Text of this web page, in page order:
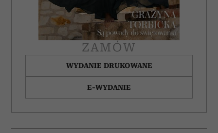
ZAMÓW
WYDANIE DRUKOWANE
E-WYDANIE